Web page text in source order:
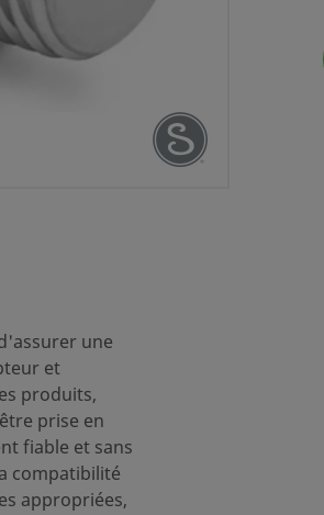
: SS-1010-1-8ST
standard (SC-10)
mâle
une
et
produits,
prise en
fiable et sans
compatibilité
appropriées,